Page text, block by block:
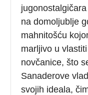
na domoljublje
mahnitošću
marljivo u
novčanice, što
Sanaderove
svojih ideala,